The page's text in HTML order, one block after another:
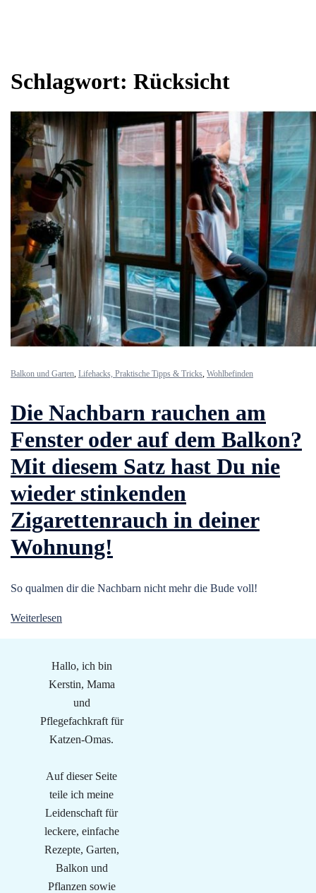
Schlagwort: Rücksicht
Balkon und Garten, Lifehacks, Praktische Tipps & Tricks, Wohlbefinden
Die Nachbarn rauchen am
Fenster oder auf dem Balkon?
Mit diesem Satz hast Du nie
wieder stinkenden
Zigarettenrauch in deiner
Wohnung!
So qualmen dir die Nachbarn nicht mehr die Bude voll!
Weiterlesen
Hallo, ich bin
Kerstin, Mama
und
Pflegefachkraft für
Katzen-Omas.
Auf dieser Seite
teile ich meine
Leidenschaft für
leckere, einfache
Rezepte, Garten,
Balkon und
Pflanzen sowie